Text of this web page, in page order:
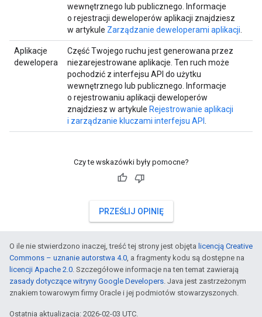
wewnętrznego lub publicznego. Informacje
o rejestracji deweloperów aplikacji znajdziesz
w artykule Zarządzanie deweloperami aplikacji
Aplikacje
dewelopera
Część Twojego ruchu jest generowana przez
niezarejestrowane aplikacje. Ten ruch może
pochodzić z interfejsu API do użytku
wewnętrznego lub publicznego. Informacje
o rejestrowaniu aplikacji deweloperów
znajdziesz w artykule Rejestrowanie aplikacji
i zarządzanie kluczami interfejsu API
Czy te wskazówki były pomocne?
PRZEŚLIJ OPINIĘ
O ile nie stwierdzono inaczej, treść tej strony jest objęta licencją Creative
Commons – uznanie autorstwa 4.0, a fragmenty kodu są dostępne na
licencji Apache 2.0. Szczegółowe informacje na ten temat zawierają
zasady dotyczące witryny Google Developers. Java jest zastrzeżonym
znakiem towarowym firmy Oracle i jej podmiotów stowarzyszonych.
Ostatnia aktualizacja: 2026-02-03 UTC.